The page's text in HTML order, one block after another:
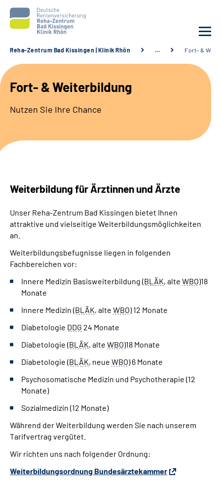
Unsere Klinik
Unsere Angebote
Leichte Sprache
Gebärdensprache
Reha-Zentrum Bad Kissingen | Klinik Rhön … Fort- &
Fort- & Weiterbildung
Nutzen Sie Ihre Chance
Weiterbildung für Ärztinnen und Ärzte
Unser Reha-Zentrum Bad Kissingen bietet Ihnen
attraktive und vielseitige Weiterbildungsmöglichkeiten
an.
Weiterbildungsbefugnisse liegen in folgenden
Fachbereichen vor:
Innere Medizin Basisweiterbildung (BLÄK, alte WBO)18
Monate
Innere Medizin (BLÄK, alte WBO) 12 Monate
Diabetologie DDG 24 Monate
Diabetologie (BLÄK, alte WBO)18 Monate
Diabetologie (BLÄK, neue WBO) 6 Monate
Psychosomatische Medizin und Psychotherapie (12
Monate)
Sozialmedizin (12 Monate)
Während der Weiterbildung werden Sie nach unserem
Tarifvertrag vergütet.
Wir richten uns nach folgender Ordnung:
Weiterbildungsordnung Bundesärztekammer